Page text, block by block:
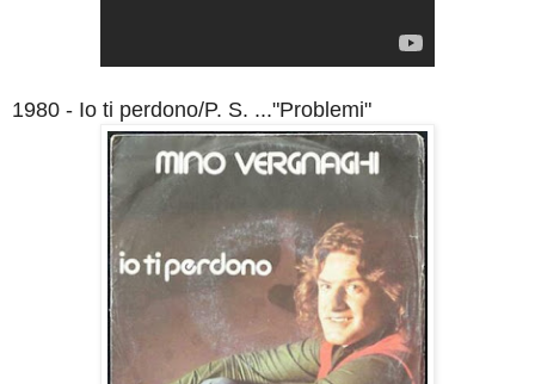
1980 - Io ti perdono/P. S. ..."Problemi"